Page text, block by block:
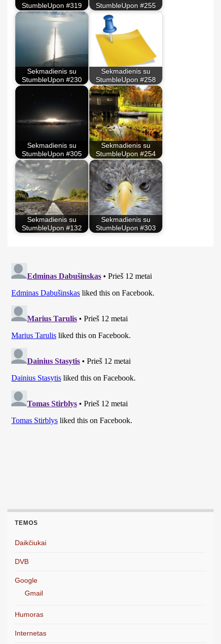
StumbleUpon #319
StumbleUpon #255
Sekmadienis su
StumbleUpon #230
Sekmadienis su
StumbleUpon #258
Sekmadienis su
StumbleUpon #305
Sekmadienis su
StumbleUpon #254
Sekmadienis su
StumbleUpon #132
Sekmadienis su
StumbleUpon #303
TEMOS
Daikčiukai
DVB
Google
Gmail
Humoras
Internetas